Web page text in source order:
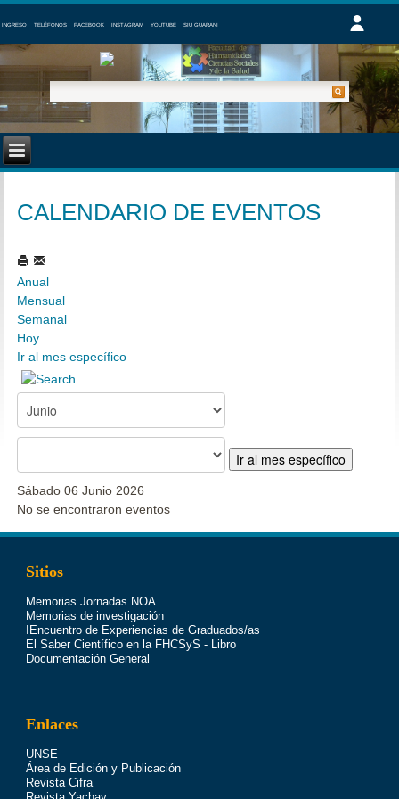
INGRESO TELÉFONOS FACEBOOK INSTAGRAM YOUTUBE SIU GUARANI
CALENDARIO DE EVENTOS
Anual
Mensual
Semanal
Hoy
Ir al mes específico
Ir al mes específico
Sábado 06 Junio 2026
No se encontraron eventos
Sitios
Memorias Jornadas NOA
Memorias de investigación
IEncuentro de Experiencias de Graduados/as
El Saber Científico en la FHCSyS - Libro
Documentación General
Enlaces
UNSE
Área de Edición y Publicación
Revista Cifra